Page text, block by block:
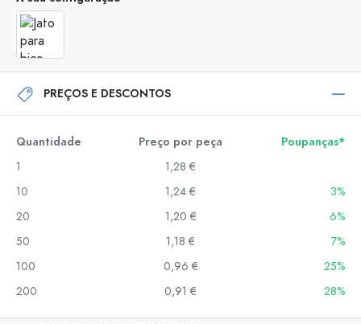
PREÇOS E DESCONTOS
Quantidade Preço por peça
Poupanças*
1
1,28 €
10
1,24 €
3%
20
1,20 €
6%
50
1,18 €
7%
100
0,96 €
25%
200
0,91 € 28%